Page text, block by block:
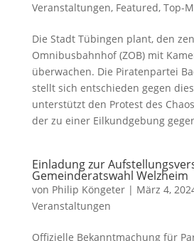
Veranstaltungen, Featured, Top-
Die Stadt Tübingen plant, den
Omnibusbahnhof (ZOB) mit
überwachen. Die Piratenpartei
stellt sich entschieden gegen
unterstützt den Protest des
der zu einer Eilkundgebung
Einladung zur
Gemeinderatswahl Welzheim
von Philip Köngeter| März 4,
Veranstaltungen
Offizielle Bekanntmachung für